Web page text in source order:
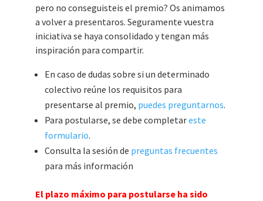
pero no conseguisteis el premio? Os animamos
a volver a presentaros. Seguramente vuestra
iniciativa se haya consolidado y tengan más
inspiración para compartir.
En caso de dudas sobre si un determinado
colectivo reúne los requisitos para
presentarse al premio, puedes preguntarnos.
Para postularse, se debe completareste
formulario.
Consulta la sesión de preguntas frecuentes
para más información
El plazo máximo para postularse ha sido